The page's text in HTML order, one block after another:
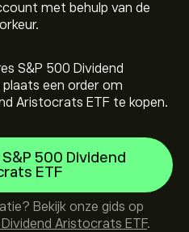
met behulp van de
S&P 500 Dividend
een order om
Aristocrats ETF te kopen.
500 Dividend
ETF
Bekijk onze gids op
Aristocrats ETF.